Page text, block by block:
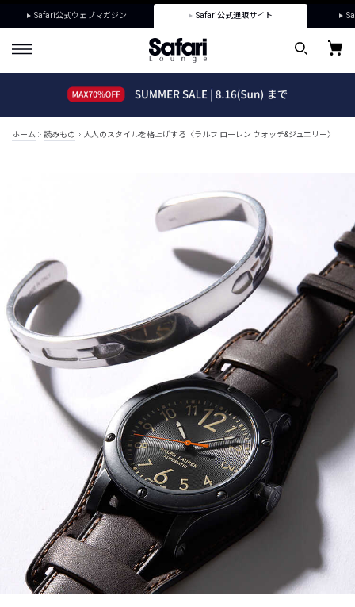
Safari公式ウェブマガジン Safari公式通販サイト
ホーム 読みもの 大人のスタイルを格上げする〈ラルフ ローレン ウォッチ&ジュエリー〉